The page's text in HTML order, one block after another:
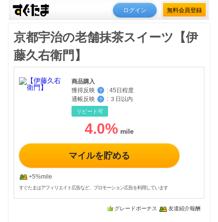
ログイン 無料会員登録
京都宇治の老舗抹茶スイーツ【伊
藤久右衛門】
商品購入
獲得反映
？ : 45日程度
通帳反映
？ : ３日以内
リピート可
4.0%
マイルを貯める
+5%mile
すぐたまはアフィリエイト広告など、プロモーション広告を利用しています
グレードボーナス 友達紹介報酬